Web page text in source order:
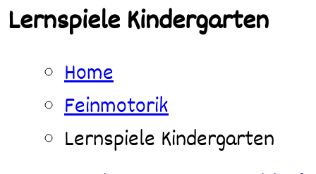
Lernspiele Kindergarten
Home
Feinmotorik
Lernspiele Kindergarten